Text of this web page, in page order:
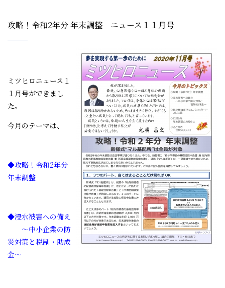
攻略！令和2年分 年末調整 ニュース１１月号
ミツヒロニュース１
１月号ができまし
た。
今月のテーマは、
◆攻略！令和2年分
年末調整
◆浸水被害への備え
～中小企業の防
災対策と税制・助成
金～